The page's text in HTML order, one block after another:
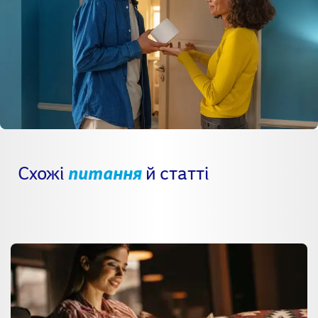
Схожі питання й статті